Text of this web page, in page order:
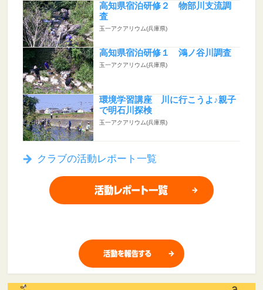
高知県宿泊研修２ 物部川支流調
査
玉一アクアリウム(兵庫県)
高知県宿泊研修１ 鴻ノ谷川調査
玉一アクアリウム(兵庫県)
環境学習講座 川に行こうよ♪親子
で明石川探検
玉一アクアリウム(兵庫県)
クラブの活動レポート一覧